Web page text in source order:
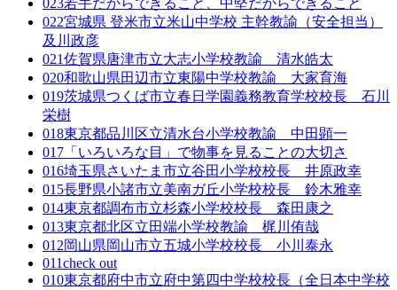
023若手だからできること、中堅だからできること
022宮城県 登米市立米山中学校 主幹教諭（安全担当）
及川政彦
021佐賀県唐津市立大志小学校教諭 清水皓太
020和歌山県田辺市立東陽中学校教諭 大家育海
019茨城県つくば市立春日学園義務教育学校校長 石川
栄樹
018東京都品川区立清水台小学校教諭 中田顕一
017 「いろいろな目」で物事を見ることの大切さ
016埼玉県さいたま市立谷田小学校校長 井原政幸
015長野県小諸市立美南ガ丘小学校校長 鈴木雅幸
014東京都調布市立杉森小学校校長 森田康之
013東京都北区立田端小学校教諭 梶川侑哉
012岡山県岡山市立五城小学校校長 小川泰永
011check out
010東京都府中市立府中第四中学校校長（全日本中学校